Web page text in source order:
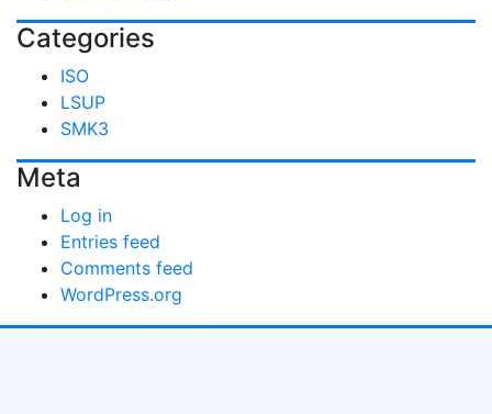
Categories
ISO
LSUP
SMK3
Meta
Log in
Entries feed
Comments feed
WordPress.org